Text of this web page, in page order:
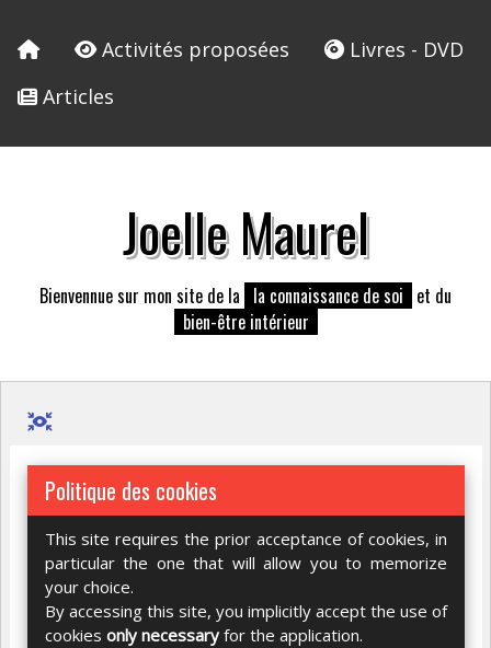
Activités proposées
Livres - DVD
Articles
Joelle Maurel
Bienvennue sur mon site de la la connaissance de soi et du
bien-être intérieur
Politique des cookies
This site requires the prior acceptance of cookies, in
particular the one that will allow you to memorize
your choice.
By accessing this site, you implicitly accept the use of
cookies only necessaryfor the application.